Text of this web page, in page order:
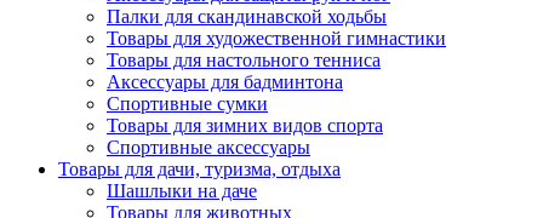
Палки для скандинавской ходьбы
Товары для художественной гимнастики
Товары для настольного тенниса
Аксессуары для бадминтона
Спортивные сумки
Товары для зимних видов спорта
Спортивные аксессуары
Товары для дачи, туризма, отдыха
Шашлыки на даче
Товары для животных